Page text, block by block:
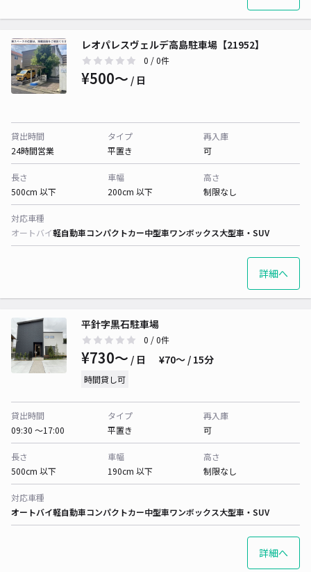
レオパレスヴェルデ高島駐車場【21952】
0 / 0件
¥500〜 / 日
貸出時間
24時間営業
タイプ
平置き
再入庫
可
長さ
500cm 以下
車幅
200cm 以下
高さ
制限なし
対応車種
オートバイ軽自動車コンパクトカー中型車ワンボックス大型車・SUV
詳細へ
平針字黒石駐車場
0 / 0件
¥730〜 / 日 ¥70〜 / 15分
時間貸し可
貸出時間
09:30 〜17:00
タイプ
平置き
再入庫
可
長さ
500cm 以下
車幅
190cm 以下
高さ
制限なし
対応車種
オートバイ軽自動車コンパクトカー中型車ワンボックス大型車・SUV
詳細へ